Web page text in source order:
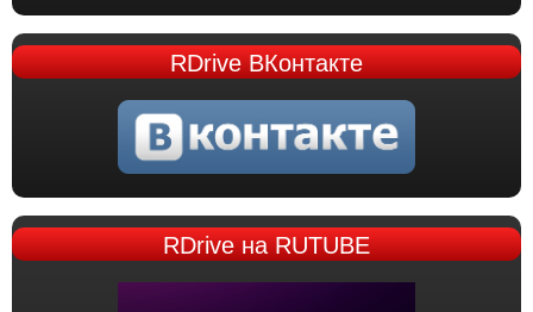
RDriveВКонтакте
RDriveна RUTUBE